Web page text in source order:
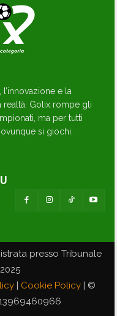
e la
realtà. Golix rompe gli
ma per tutti
si giochi.
presso Tribunale
| Cookie Policy| ©
13969460966